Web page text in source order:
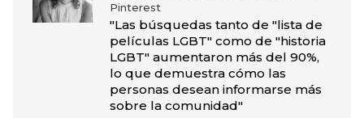
Pinterest
"Las búsquedas tanto de "lista de
películas LGBT" como de "historia
LGBT" aumentaron más del 90%,
lo que demuestra cómo las
personas desean informarse más
sobre la comunidad"